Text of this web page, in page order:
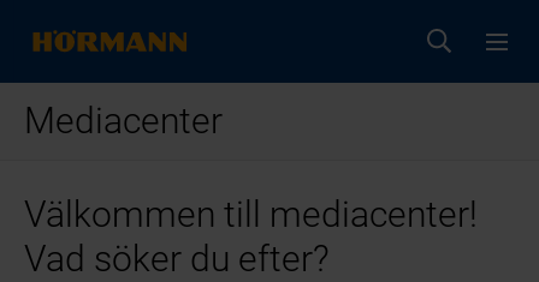
Mediacenter
Välkommen till mediacenter!
Vad söker du efter?